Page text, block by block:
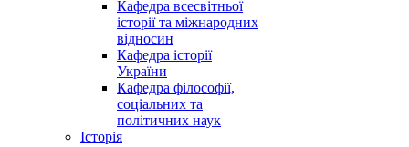
Кафедра всесвітньої
історії та міжнародних
відносин
Кафедра історії
України
Кафедра філософії,
соціальних та
політичних наук
Історія